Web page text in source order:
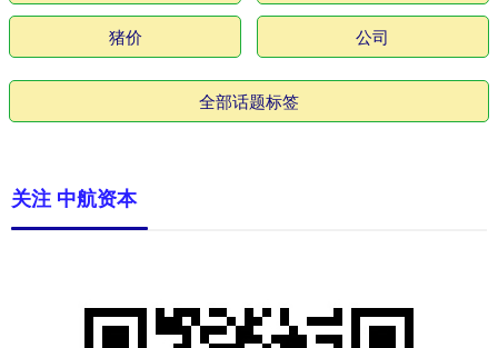
猪价 公司
全部话题标签
关注 中航资本